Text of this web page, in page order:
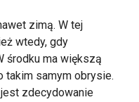
zimą. W tej
wtedy, gdy
środku ma większą
takim samym obrysie.
zdecydowanie